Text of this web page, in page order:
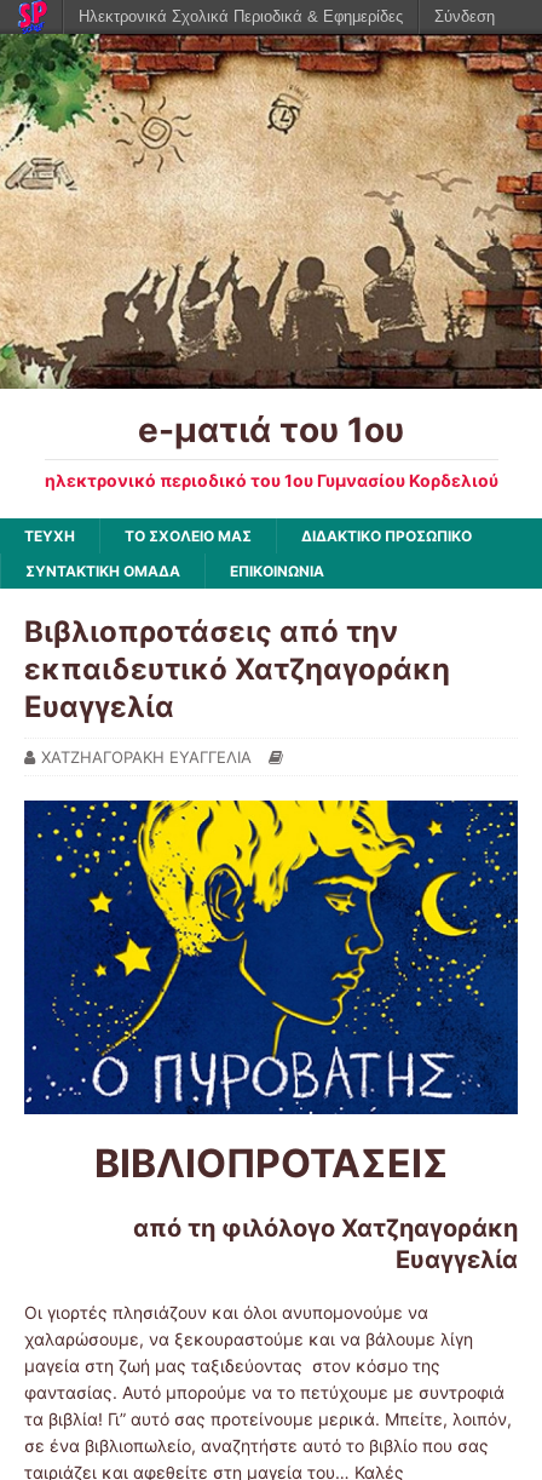
e-ματιά του 1ου
ηλεκτρονικό περιοδικό του 1ου Γυμνασίου Κορδελιού
ΤΕΥΧΗ ΤΟ ΣΧΟΛΕΙΟ ΜΑΣ
ΔΙΔΑΚΤΙΚΟ ΠΡΟΣΩΠΙΚΟ
ΣΥΝΤΑΚΤΙΚΗ ΟΜΑΔΑ
ΕΠΙΚΟΙΝΩΝΙΑ
Βιβλιοπροτάσεις από την
εκπαιδευτικό Χατζηαγοράκη
Ευαγγελία
ΧΑΤΖΗΑΓΟΡΑΚΗ ΕΥΑΓΓΕΛΙΑ
ΒΙΒΛΙΟΠΡΟΤΑΣΕΙΣ
από τη φιλόλογο Χατζηαγοράκη
Ευαγγελία
Οι γιορτές πλησιάζουν και όλοι ανυπομονούμε να
χαλαρώσουμε, να ξεκουραστούμε και να βάλουμε λίγη
μαγεία στη ζωή μας ταξιδεύοντας στον κόσμο της
φαντασίας. Αυτό μπορούμε να το πετύχουμε με συντροφιά
τα βιβλία! Γι” αυτό σας προτείνουμε μερικά. Μπείτε, λοιπόν,
σε ένα βιβλιοπωλείο, αναζητήστε αυτό το βιβλίο που σας
ταιριάζει και αφεθείτε στη μαγεία του… Καλές
Ηλεκτρονικά Σχολικά Περιοδικά & Εφημερίδες Σύνδεση